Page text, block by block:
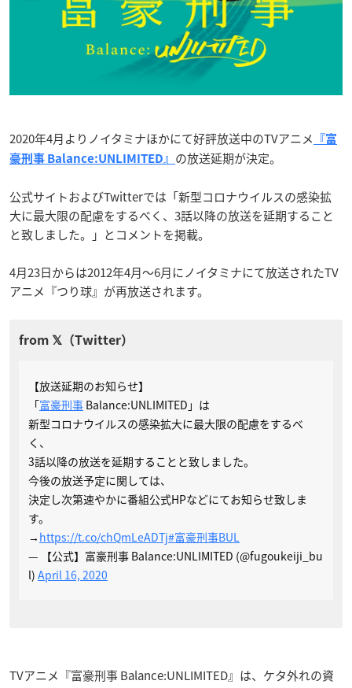
2020年4月よりノイタミナほかにて好評放送中のTVアニメ
『富
豪刑事 Balance:UNLIMITED』 の放送延期が決定。
公式サイトおよびTwitterでは「新型コロナウイルスの感染拡
大に最大限の配慮をするべく、3話以降の放送を延期すること
と致しました。」とコメントを掲載。
4月23日からは2012年4月～6月にノイタミナにて放送されたTV
アニメ『つり球』が再放送されます。
【放送延期のお知らせ】
「富豪刑事 Balance:UNLIMITED」は
新型コロナウイルスの感染拡大に最大限の配慮をするべ
く、
3話以降の放送を延期することと致しました。
今後の放送予定に関しては、
決定し次第速やかに番組公式HPなどにてお知らせ致しま
す。
→ https://t.co/chQmLeADTj#富豪刑事BUL
— 【公式】富豪刑事 Balance:UNLIMITED (@fugoukeiji_bu
l) April 16, 2020
TVアニメ『富豪刑事 Balance:UNLIMITED』は、ケタ外れの資